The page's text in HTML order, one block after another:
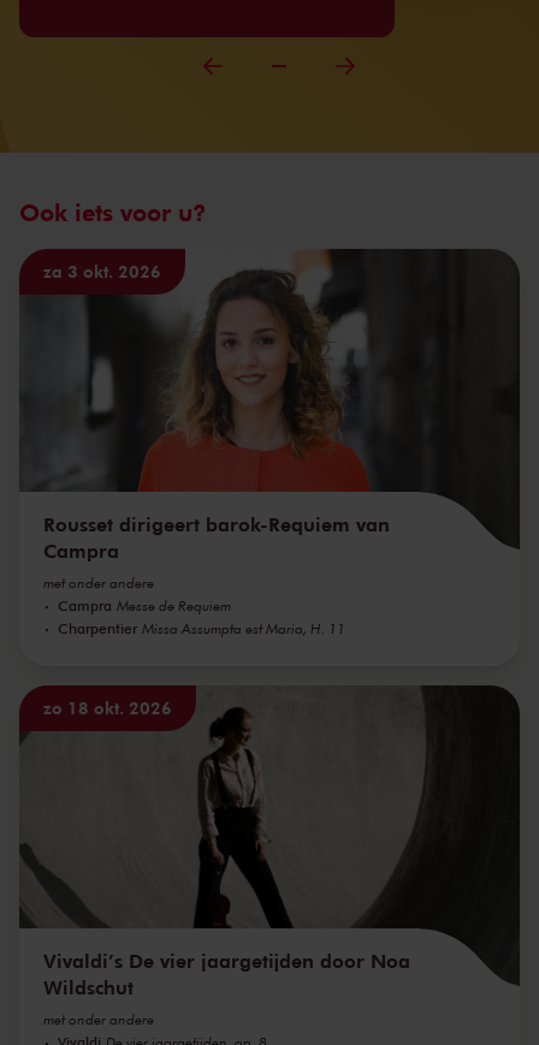
Ook iets voor u?
za 3 okt. 2026
Rousset dirigeert barok-Requiem van
Campra
met onder andere
Campra Messe de Requiem
Charpentier Missa Assumpta est Maria, H. 11
zo 18 okt. 2026
Vivaldi’s De vier jaargetijden door Noa
Wildschut
met onder andere
Vivaldi